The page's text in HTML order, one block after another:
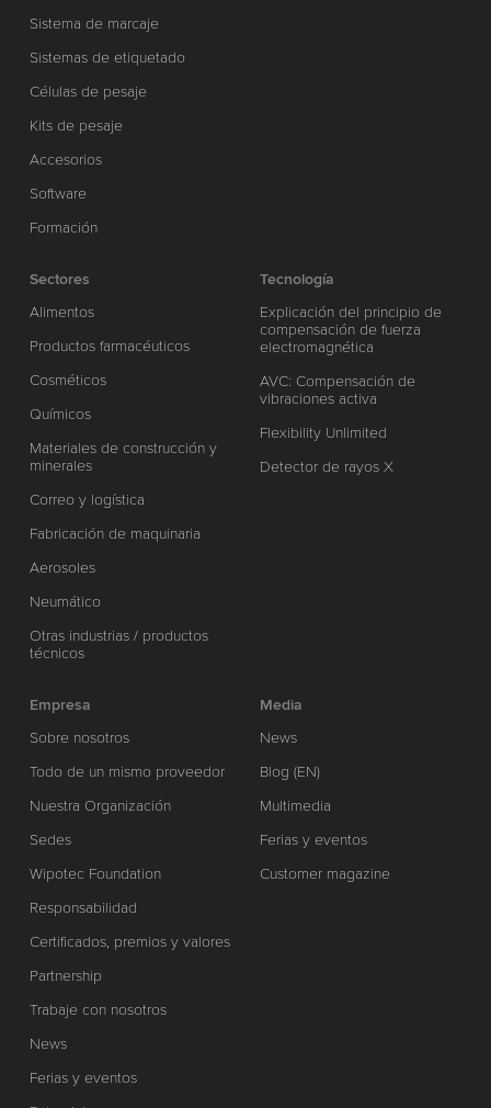
Sistema de marcaje
Sistemas de etiquetado
Células de pesaje
Kits de pesaje
Accesorios
Software
Formación
Sectores
Alimentos
Productos farmacéuticos
Cosméticos
Químicos
Materiales de construcción y
minerales
Correo y logística
Fabricación de maquinaria
Aerosoles
Neumático
Otras industrias / productos
técnicos
Tecnología
Explicación del principio de
compensación de fuerza
electromagnética
AVC: Compensación de
vibraciones activa
Flexibility Unlimited
Detector de rayos X
Empresa
Sobre nosotros
Todo de un mismo proveedor
Nuestra Organización
Sedes
Wipotec Foundation
Responsabilidad
Certificados, premios y valores
Partnership
Trabaje con nosotros
News
Ferias y eventos
Media
News
Blog (EN)
Multimedia
Ferias y eventos
Customer magazine